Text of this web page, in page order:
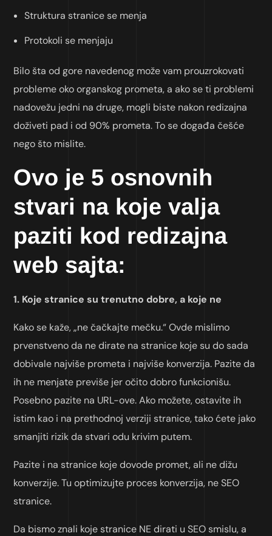
Struktura stranice se menja
Protokoli se menjaju
Bilo šta od gore navedenog može vam prouzrokovati
probleme oko organskog prometa, a ako se ti problemi
nadovežu jedni na druge, mogli biste nakon redizajna
doživeti pad i od 90% prometa. To se događa češće
nego što mislite.
Ovo je 5 osnovnih
stvari na koje valja
paziti kod redizajna
web sajta:
1. Koje stranice su trenutno dobre, a koje ne
Kako se kaže, „ne čačkajte mečku.“ Ovde mislimo
prvenstveno da ne dirate na stranice koje su do sada
dobivale najviše prometa i najviše konverzija. Pazite da
ih ne menjate previše jer očito dobro funkcionišu.
Posebno pazite na URL-ove. Ako možete, ostavite ih
istim kao i na prethodnoj verziji stranice, tako ćete jako
smanjiti rizik da stvari odu krivim putem.
Pazite i na stranice koje dovode promet, ali ne dižu
konverzije. Tu optimizujte proces konverzija, ne SEO
stranice.
Da bismo znali koje stranice NE dirati u SEO smislu, a